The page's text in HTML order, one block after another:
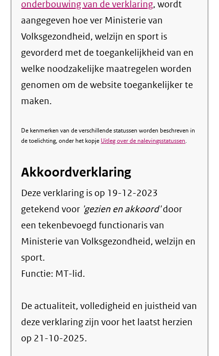
onderbouwing van de verklaring, wordt
aangegeven hoe ver Ministerie van
Volksgezondheid, welzijn en sport is
gevorderd met de toegankelijkheid van en
welke noodzakelijke maatregelen worden
genomen om de website toegankelijker te
maken.
De kenmerken van de verschillende statussen worden beschreven in
de toelichting, onder het kopje Uitleg over de nalevingsstatussen.
Akkoordverklaring
Deze verklaring is op 19-12-2023
getekend voor 'gezien en akkoord'door
een tekenbevoegd functionaris van
Ministerie van Volksgezondheid, welzijn en
sport.
Functie: MT-lid.
De actualiteit, volledigheid en juistheid van
deze verklaring zijn voor het laatst herzien
op 21-10-2025.